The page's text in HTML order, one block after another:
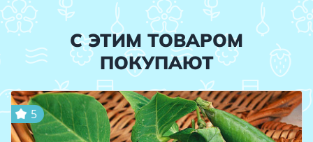
С ЭТИМ ТОВАРОМ
ПОКУПАЮТ
5